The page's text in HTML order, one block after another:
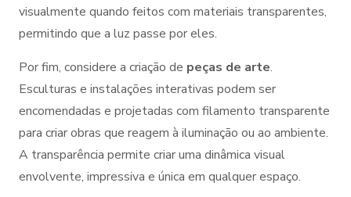
visualmente quando feitos com materiais transparentes,
permitindo que a luz passe por eles.
Por fim, considere a criação de peças de arte.
Esculturas e instalações interativas podem ser
encomendadas e projetadas com filamento transparente
para criar obras que reagem à iluminação ou ao ambiente.
A transparência permite criar uma dinâmica visual
envolvente, impressiva e única em qualquer espaço.